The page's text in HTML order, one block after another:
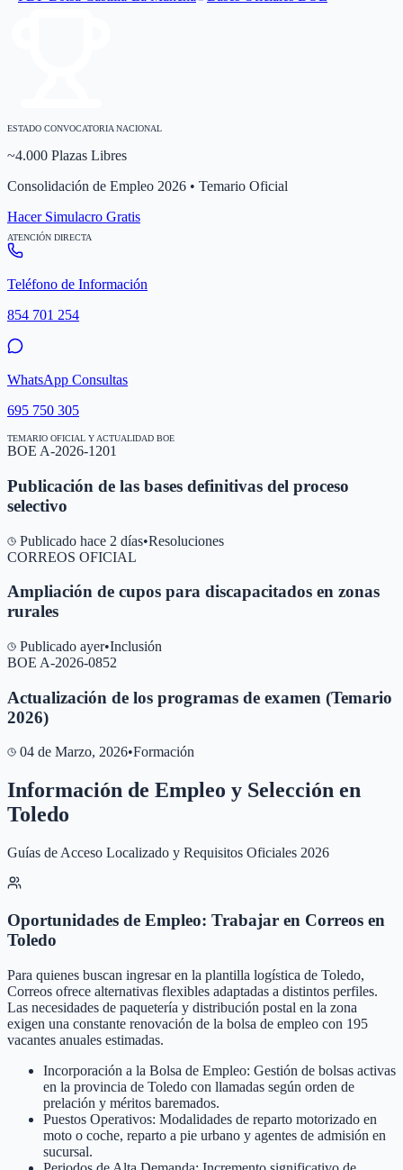
ESTADO CONVOCATORIA NACIONAL
~4.000 Plazas Libres
Consolidación de Empleo 2026 • Temario Oficial
Hacer Simulacro Gratis
ATENCIÓN DIRECTA
Teléfono de Información
854 701 254
WhatsApp Consultas
695 750 305
TEMARIO OFICIAL Y ACTUALIDAD BOE
BOE A-2026-1201
Publicación de las bases definitivas del proceso
selectivo
Publicado hace 2 días•Resoluciones
CORREOS OFICIAL
Ampliación de cupos para discapacitados en zonas
rurales
Publicado ayer•Inclusión
BOE A-2026-0852
Actualización de los programas de examen (Temario
2026)
04 de Marzo, 2026•Formación
Información de Empleo y Selección en
Toledo
Guías de Acceso Localizado y Requisitos Oficiales 2026
Oportunidades de Empleo: Trabajar en Correos en
Toledo
Para quienes buscan ingresar en la plantilla logística de Toledo,
Correos ofrece alternativas flexibles adaptadas a distintos perfiles.
Las necesidades de paquetería y distribución postal en la zona
exigen una constante renovación de la bolsa de empleo con 195
vacantes anuales estimadas.
Incorporación a la Bolsa de Empleo: Gestión de bolsas activas
en la provincia de Toledo con llamadas según orden de
prelación y méritos baremados.
Puestos Operativos: Modalidades de reparto motorizado en
moto o coche, reparto a pie urbano y agentes de admisión en
sucursal.